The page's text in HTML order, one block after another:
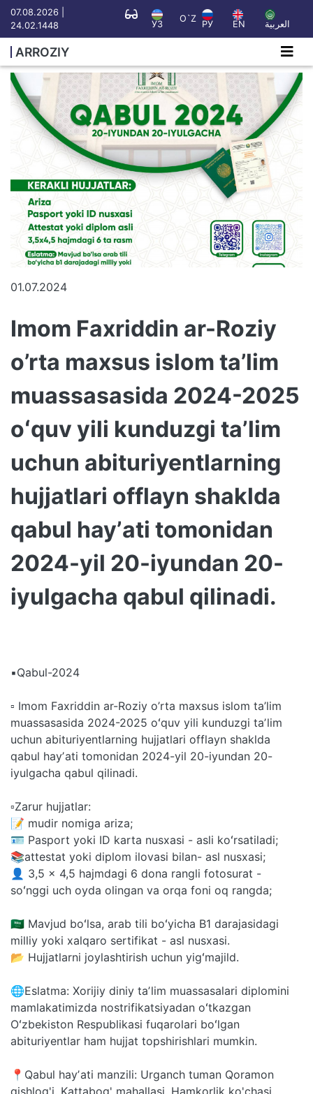
07.08.2026 |
24.02.1448
УЗ
O`Z
РУ EN العربية
ARROZIY
01.07.2024
Imom Faxriddin ar-Roziy
o’rta maxsus islom ta’lim
muassasasida 2024-2025
oʻquv yili kunduzgi taʼlim
uchun abituriyentlarning
hujjatlari offlayn shaklda
qabul hayʼati tomonidan
2024-yil 20-iyundan 20-
iyulgacha qabul qilinadi.
▪️Qabul-2024
▫️ Imom Faxriddin ar-Roziy o’rta maxsus islom ta’lim
muassasasida 2024-2025 oʻquv yili kunduzgi taʼlim
uchun abituriyentlarning hujjatlari offlayn shaklda
qabul hayʼati tomonidan 2024-yil 20-iyundan 20-
iyulgacha qabul qilinadi.
▫️Zarur hujjatlar:
📝 mudir nomiga ariza;
🪪 Pasport yoki ID karta nusxasi - asli koʻrsatiladi;
📚attestat yoki diplom ilovasi bilan- asl nusxasi;
👤 3,5 x 4,5 hajmdagi 6 dona rangli fotosurat -
soʻnggi uch oyda olingan va orqa foni oq rangda;
🇸🇦 Mavjud boʻlsa, arab tili boʻyicha B1 darajasidagi
milliy yoki xalqaro sertifikat - asl nusxasi.
📂 Hujjatlarni joylashtirish uchun yigʻmajild.
🌐Eslatma: Xorijiy diniy taʼlim muassasalari diplomini
mamlakatimizda nostrifikatsiyadan oʻtkazgan
Oʻzbekiston Respublikasi fuqarolari boʻlgan
abituriyentlar ham hujjat topshirishlari mumkin.
📍Qabul hayʼati manzili: Urganch tuman Qoramon
qishlog'i, Kattabog' mahallasi, Hamkorlik ko'chasi,